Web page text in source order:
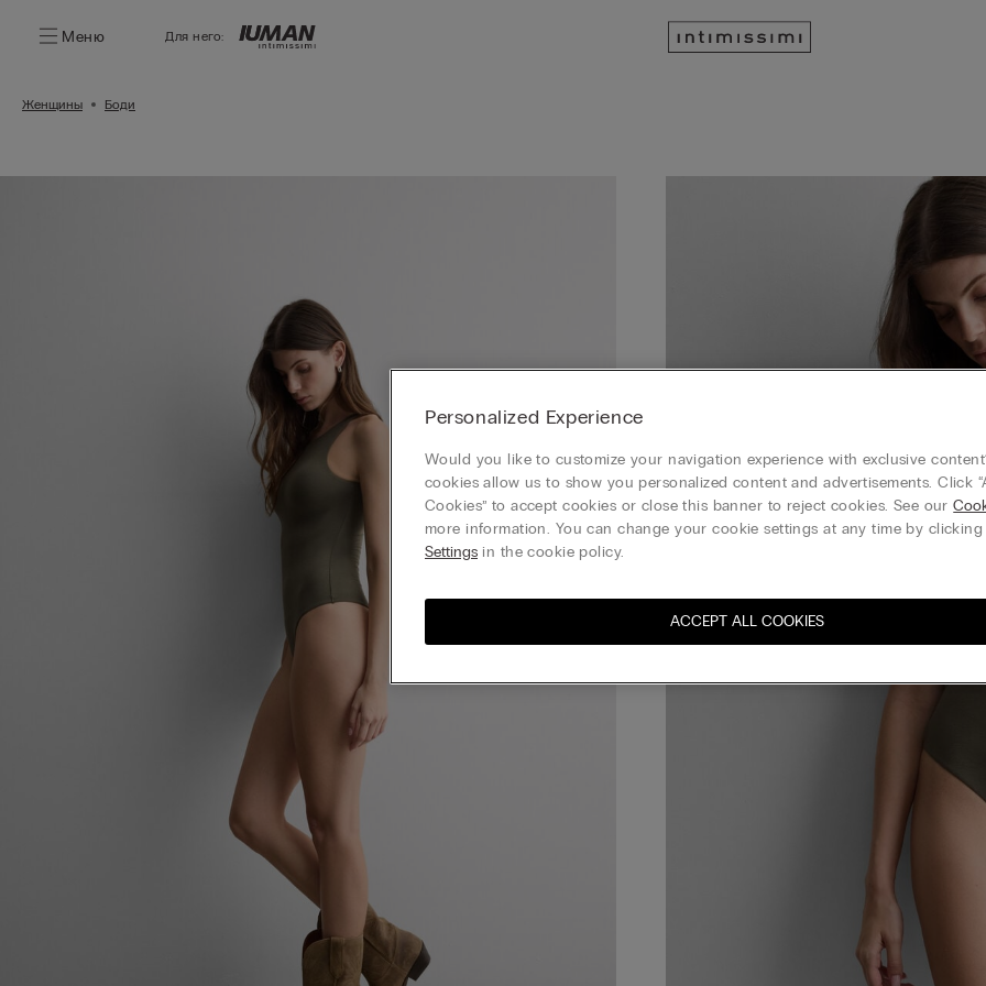
Меню Для него:
Женщины Боди
Personalized Experience
Would you like to customize your navigation experience with exclusive
cookies allow us to show you personalized content and advertisements. Click
Cookies” to accept cookies or close this banner to reject cookies. See our
more information. You can change your cookie settings at any time by clicking
Settings in the cookie policy.
ACCEPT ALL COOKIES